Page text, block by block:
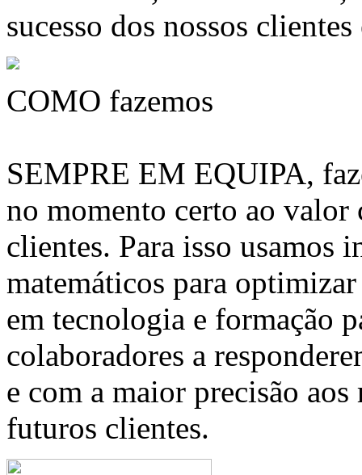
sucesso dos nossos
COMO fazemos
SEMPRE EM EQUIPA,
no momento certo ao valor
clientes. Para isso usamos
matemáticos para
em tecnologia e formação
colaboradores a
e com a maior precisão
futuros clientes.